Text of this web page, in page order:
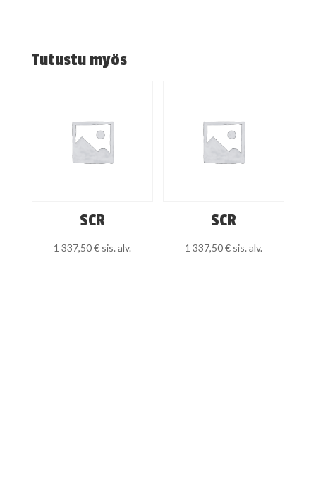
Tutustu myös
SCR
1 337,50€ sis. alv.
SCR
1 337,50€ sis. alv.